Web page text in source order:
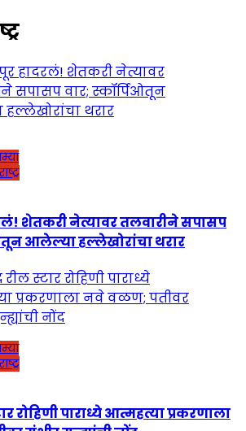
शेतकरी नेत्यावर तलवारीने सपासप
आलेल्या हल्लेखोरांचा थरार
रोहिणी पाराध्ये आत्महत्या प्रकरणाला